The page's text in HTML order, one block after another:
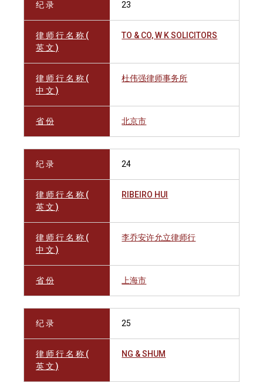
纪 录 23
律 师 行 名 称 (
英 文 )
TO & CO, W K SOLICITORS
律 师 行 名 称 (
中 文 )
杜伟强律师事务所
省 份 北京市
纪 录 24
律 师 行 名 称 (
英 文 )
RIBEIRO HUI
律 师 行 名 称 (
中 文 )
李乔安许允立律师行
省 份 上海市
纪 录 25
律 师 行 名 称 (
英 文 )
NG & SHUM